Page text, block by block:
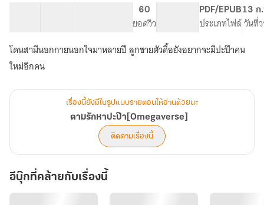
รัก
หา
ปะ
ป๊า[Omegaverse]
60
ยอดวิว
PDF/EPUB
ประเภทไฟล์
13 ก
วันที่
โดนสามีนอกกายนอกใจมาหลายปี ลูกชายตัวดื้อยังอยากจะมีปะป๊าคน
ใหม่อีกคน
เรื่องนี้ยังมีในรูปแบบรายตอนให้อ่านด้วยนะ
ตามรักหาปะป๊า[Omegaverse]
ติดตามเรื่องนี้
อีบุ๊กที่คล้ายกับเรื่องนี้